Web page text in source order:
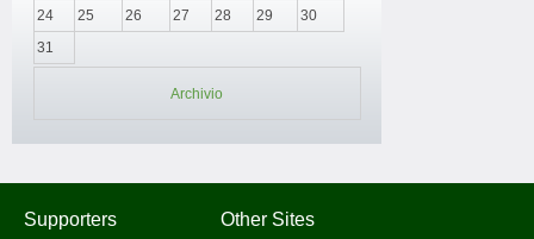
24
25 26 27 28 29
30
31
Archivio
Supporters Other Sites